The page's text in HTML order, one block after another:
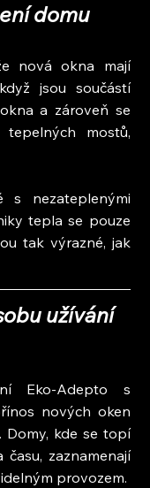
domu
nová okna mají
jsou součástí
a zároveň se
mostů,
s nezateplenými
tepla se pouze
tak výrazné, jak
užívání
Eko-Adepto s
nových oken
Domy, kde se topí
zaznamenají
provozem.